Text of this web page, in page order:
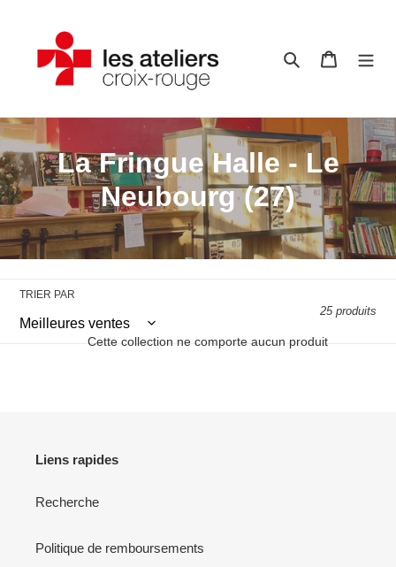
contenu
Rechercher
Panier
C
o
l
l
e
c
n
:
La Fringue Halle - Le
Neubourg (27)
TRIER PAR
25 produits
Cette collection ne comporte aucun produit
Liens rapides
Recherche
Politique de remboursements